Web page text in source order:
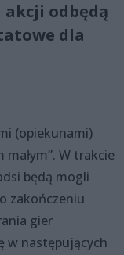
odbędą
dla
(opiekunami)
W trakcie
będą mogli
zakończeniu
gier
w następujących